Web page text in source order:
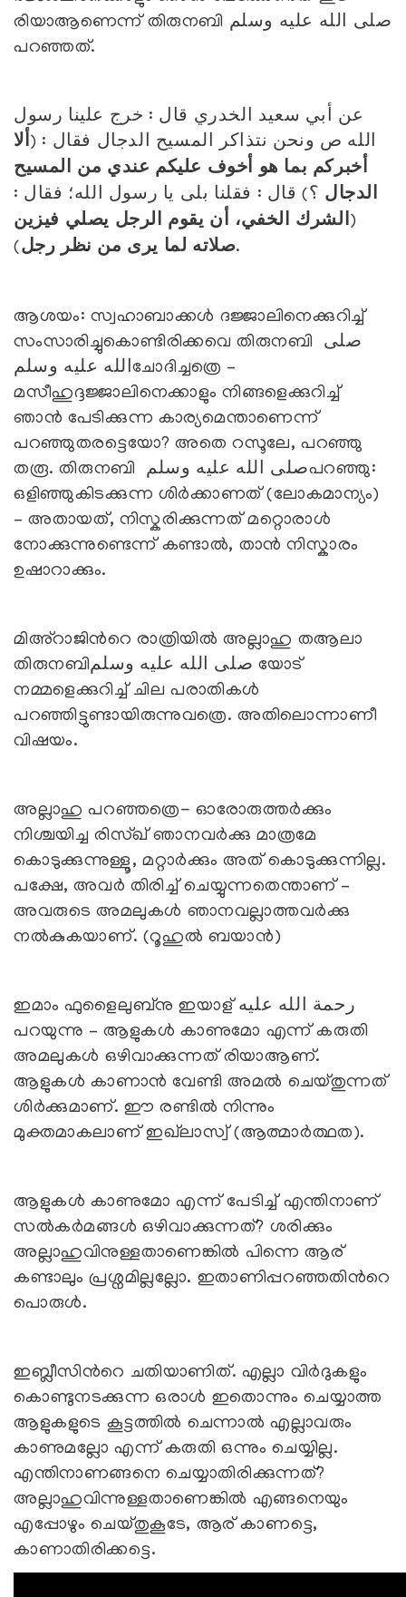
രിയാആണെന്ന് തിരുനബി صلى الله عليه وسلم
പറഞ്ഞത്.
عن أبي سعيد الخدري قال : خرج علينا رسول
الله ص ونحن نتذاكر المسيح الدجال فقال : (ألا
أخبركم بما هو أخوف عليكم عندي من المسيح
الدجال ؟) قال : فقلنا بلى يا رسول الله؛ فقال :
(الشرك الخفي، أن يقوم الرجل يصلي فيزين
صلاته لما يرى من نظر رجل).
ആശയം: സ്വഹാബാക്കള്‍ ദജ്ജാലിനെക്കുറിച്ച്
സംസാരിച്ചുകൊണ്ടിരിക്കവെ തിരുനബി صلى
الله عليه وسلمചോദിച്ചത്രെ –
മസീഹുദ്ദജ്ജാലിനെക്കാളും നിങ്ങളെക്കുറിച്ച്
ഞാന്‍ പേടിക്കുന്ന കാര്യമെന്താണെന്ന്
പറഞ്ഞുതരട്ടെയോ? അതെ റസൂലേ, പറഞ്ഞു
തരൂ. തിരുനബി صلى الله عليه وسلمപറഞ്ഞു:
ഒളിഞ്ഞുകിടക്കുന്ന ശിര്‍ക്കാണത് (ലോകമാന്യം)
– അതായത്, നിസ്കരിക്കുന്നത് മറ്റൊരാള്‍
നോക്കുന്നുണ്ടെന്ന് കണ്ടാല്‍, താന്‍ നിസ്കാരം
ഉഷാറാക്കും.
മിഅ്റാജിന്‍റെ രാത്രിയില്‍ അല്ലാഹു തആലാ
തിരുനബിصلى الله عليه وسلم യോട്
നമ്മളെക്കുറിച്ച് ചില പരാതികള്‍
പറഞ്ഞിട്ടുണ്ടായിരുന്നുവത്രെ. അതിലൊന്നാണീ
വിഷയം.
അല്ലാഹു പറഞ്ഞത്രെ- ഓരോരുത്തര്‍ക്കും
നിശ്ചയിച്ച രിസ്ഖ് ഞാനവര്‍ക്കു മാത്രമേ
കൊടുക്കുന്നുള്ളൂ, മറ്റാര്‍ക്കും അത് കൊടുക്കുന്നില്ല.
പക്ഷേ, അവര്‍ തിരിച്ച് ചെയ്യുന്നതെന്താണ് –
അവരുടെ അമലുകള്‍ ഞാനവല്ലാത്തവര്‍ക്കു
നല്‍കുകയാണ്. (റൂഹുല്‍ ബയാന്‍)
ഇമാം ഫുളൈലുബ്നു ഇയാള് رحمة الله عليه
പറയുന്നു – ആളുകള്‍ കാണുമോ എന്ന് കരുതി
അമലുകള്‍ ഒഴിവാക്കുന്നത് രിയാആണ്.
ആളുകള്‍ കാണാന്‍ വേണ്ടി അമല്‍ ചെയ്തുന്നത്
ശിര്‍ക്കുമാണ്. ഈ രണ്ടില്‍ നിന്നും
മുക്തമാകലാണ് ഇഖ്‍ലാസ്വ‍് (ആത്മാര്‍ത്ഥത).
ആളുകള്‍ കാണുമോ എന്ന് പേടിച്ച് എന്തിനാണ്
സല്‍കര്‍മങ്ങള്‍ ഒഴിവാക്കുന്നത്? ശരിക്കും
അല്ലാഹുവിനുള്ളതാണെങ്കില്‍ പിന്നെ ആര്
കണ്ടാലും പ്രശ്നമില്ലല്ലോ. ഇതാണിപ്പറഞ്ഞതിന്‍റെ
പൊരുള്‍.
ഇബ്ലീസിന്‍റെ ചതിയാണിത്. എല്ലാ വിര്‍ദുകളും
കൊണ്ടുനടക്കുന്ന ഒരാള്‍ ഇതൊന്നും ചെയ്യാത്ത
ആളുകളുടെ കൂട്ടത്തില്‍ ചെന്നാല്‍ എല്ലാവരും
കാണുമല്ലോ എന്ന് കരുതി ഒന്നും ചെയ്യില്ല.
എന്തിനാണങ്ങനെ ചെയ്യാതിരിക്കുന്നത്?
അല്ലാഹുവിന്നുള്ളതാണെങ്കില്‍ എങ്ങനെയും
എപ്പോഴും ചെയ്തുകൂടേ, ആര് കാണട്ടെ,
കാണാതിരിക്കട്ടെ.